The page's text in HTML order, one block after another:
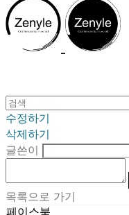
수정하기
삭제하기
글쓴이
목록으로 가기
페이스북